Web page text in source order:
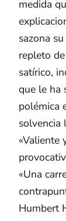
medida
sazona
repleto
satírico,
que le ha
polémica
solvencia
«Valiente
«Una
Humbert